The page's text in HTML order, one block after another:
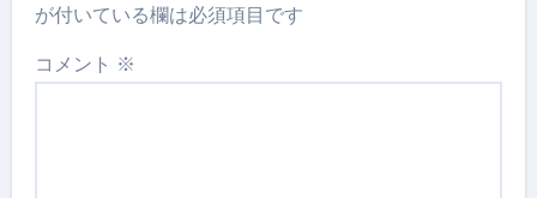
が付いている欄は必須項目です
コメント ※